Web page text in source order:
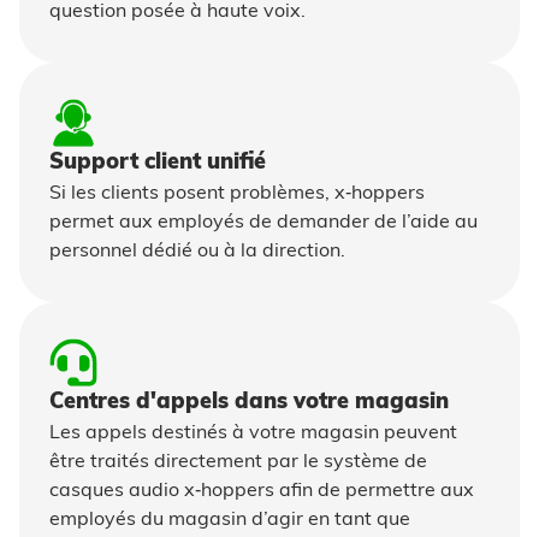
question posée à haute voix.
Support client unifié
Si les clients posent problèmes, x‑hoppers
permet aux employés de demander de l’aide au
personnel dédié ou à la direction.
Centres d'appels dans votre magasin
Les appels destinés à votre magasin peuvent
être traités directement par le système de
casques audio x‑hoppers afin de permettre aux
employés du magasin d’agir en tant que